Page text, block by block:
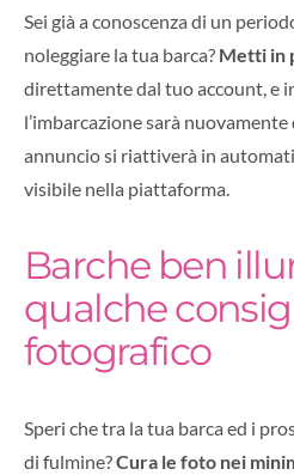
Sei già a conoscenza di un
noleggiare la tua barca? Metti in
direttamente dal tuo account, e
l’imbarcazione sarà
annuncio si riattiverà in
visibile nella piattaforma.
Barche ben
qualche
fotografico
Speri che tra la tua barca ed i
di fulmine?Cura le foto nei